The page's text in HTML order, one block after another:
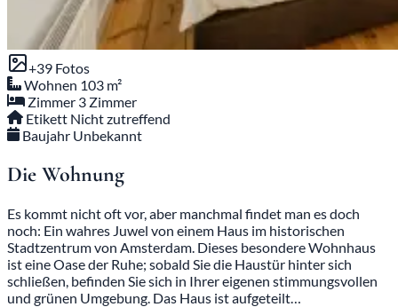
+39 Fotos
Wohnen 103 m²
Zimmer 3 Zimmer
Etikett Nicht zutreffend
Baujahr Unbekannt
Die Wohnung
Es kommt nicht oft vor, aber manchmal findet man es doch
noch: Ein wahres Juwel von einem Haus im historischen
Stadtzentrum von Amsterdam. Dieses besondere Wohnhaus
ist eine Oase der Ruhe; sobald Sie die Haustür hinter sich
schließen, befinden Sie sich in Ihrer eigenen stimmungsvollen
und grünen Umgebung. Das Haus ist aufgeteilt…